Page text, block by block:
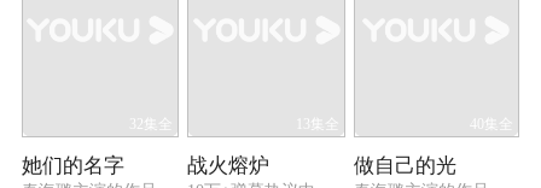
32集全
她们的名字
13集全
战火熔炉
40集全
做自己的光